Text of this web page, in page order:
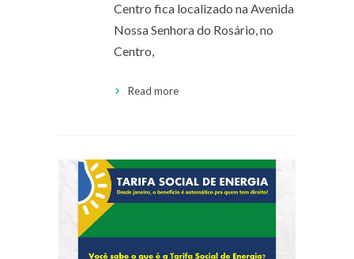
Centro fica localizado na Avenida
Nossa Senhora do Rosário, no
Centro,
Read more